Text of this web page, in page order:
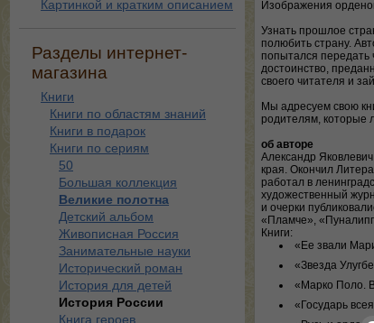
Картинкой и кратким описанием
Разделы интернет-
магазина
Книги
Книги по областям знаний
Книги в подарок
Книги по сериям
50
Большая коллекция
Великие полотна
Детский альбом
Живописная Россия
Занимательные науки
Исторический роман
История для детей
История России
Книга героев
Изображения
Узнать прошлое
полюбить страну.
попытался передать
достоинство,
своего читателя и
Мы адресуем свою
родителям, которые
об авторе
Александр
края. Окончил
работал в
художественный
и очерки
«Пламче»,
Книги:
«Ее звали
«Звезда
«Марко Поло.
«Государь